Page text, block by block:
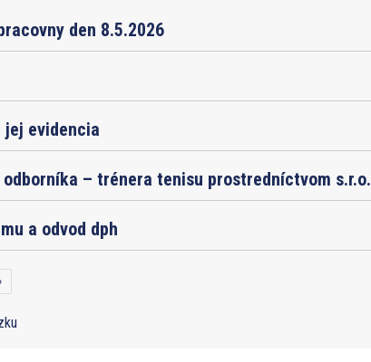
den 8.5.2026
evidencia
– trénera tenisu prostredníctvom s.r.o.
a odvod dph